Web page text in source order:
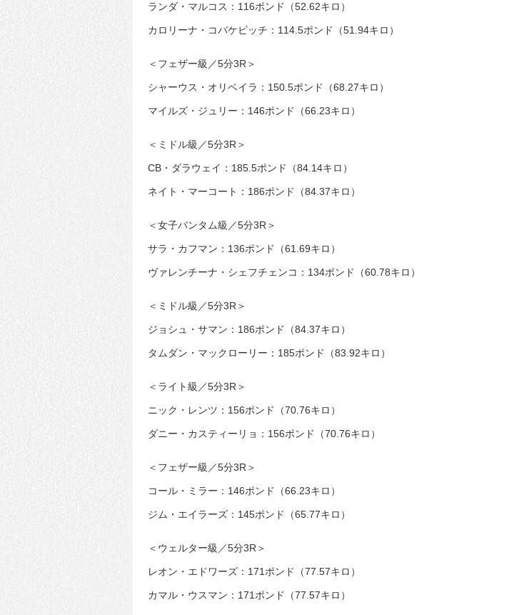
ランダ・マルコス：116ポンド（52.62キロ）
カロリーナ・コバケビッチ：114.5ポンド（51.94キロ）
＜フェザー級／5分3R＞
シャーウス・オリベイラ：150.5ポンド（68.27キロ）
マイルズ・ジュリー：146ポンド（66.23キロ）
＜ミドル級／5分3R＞
CB・ダラウェイ：185.5ポンド（84.14キロ）
ネイト・マーコート：186ポンド（84.37キロ）
＜女子バンタム級／5分3R＞
サラ・カフマン：136ポンド（61.69キロ）
ヴァレンチーナ・シェフチェンコ：134ポンド（60.78キロ）
＜ミドル級／5分3R＞
ジョシュ・サマン：186ポンド（84.37キロ）
タムダン・マックローリー：185ポンド（83.92キロ）
＜ライト級／5分3R＞
ニック・レンツ：156ポンド（70.76キロ）
ダニー・カスティーリョ：156ポンド（70.76キロ）
＜フェザー級／5分3R＞
コール・ミラー：146ポンド（66.23キロ）
ジム・エイラーズ：145ポンド（65.77キロ）
＜ウェルター級／5分3R＞
レオン・エドワーズ：171ポンド（77.57キロ）
カマル・ウスマン：171ポンド（77.57キロ）